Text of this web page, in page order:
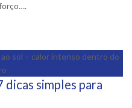
simples para